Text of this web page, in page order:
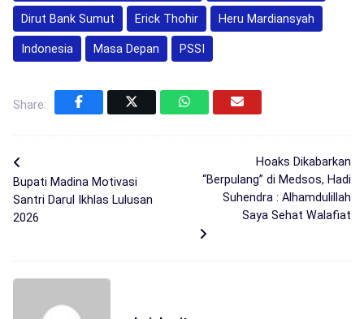
Dirut Bank Sumut Erick Thohir Heru Mardiansyah
Indonesia Masa Depan PSSI
Share:
Bupati Madina Motivasi
Santri Darul Ikhlas Lulusan
2026
Hoaks Dikabarkan
“Berpulang” di Medsos, Hadi
Suhendra : Alhamdulillah
Saya Sehat Walafiat